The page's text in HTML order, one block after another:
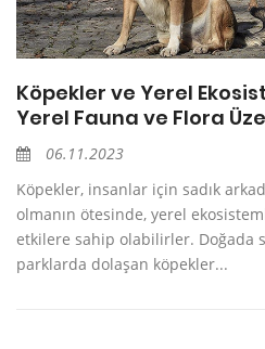
Köpekler ve Yerel
Yerel Fauna ve Flora
06.11.2023
Köpekler, insanlar için sadık
olmanın ötesinde, yerel
etkilere sahip olabilirler. Doğada
parklarda dolaşan köpekler...